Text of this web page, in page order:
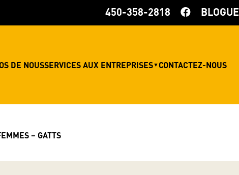
BLOGUE
450-358-2818
DE NOUSSERVICES AUX ENTREPRISES▼ CONTACTEZ-NOUS
– GATTS